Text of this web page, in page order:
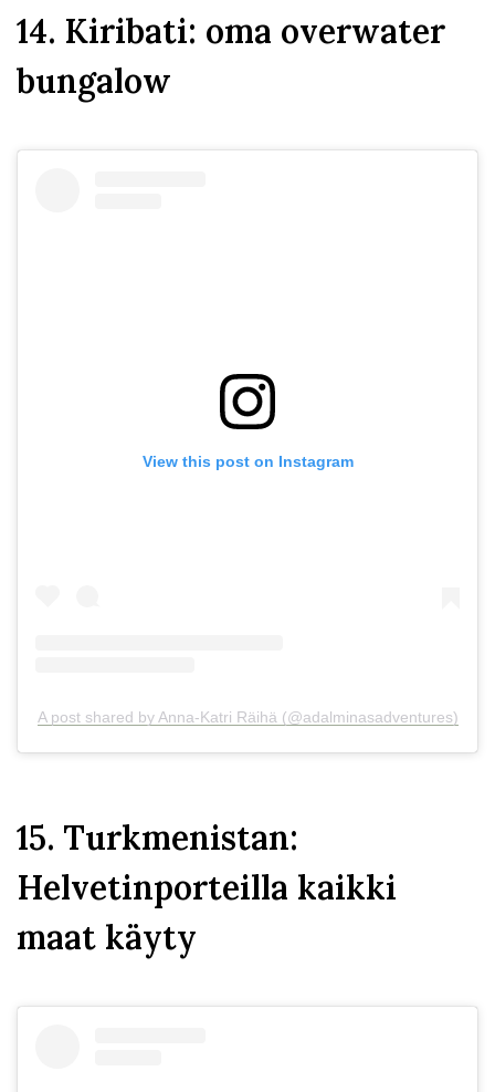
14. Kiribati: oma overwater
bungalow
View this post on Instagram
A post shared by Anna-Katri Räihä (@adalminasadventures)
15. Turkmenistan:
Helvetinporteilla kaikki
maat käyty